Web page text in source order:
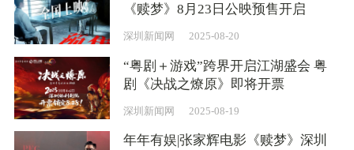
《赎梦》8月23日公映预售开启
深圳新闻网 2025-08-20
“粤剧＋游戏”跨界开启江湖盛会 粤
剧《决战之燎原》即将开票
深圳新闻网 2025-08-19
年年有娱|张家辉电影《赎梦》深圳